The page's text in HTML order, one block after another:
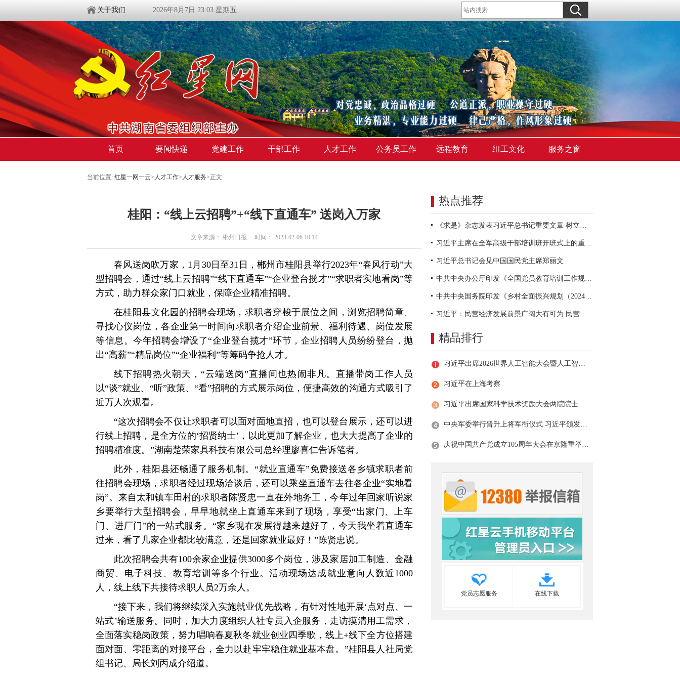
关于我们 2026年8月7日 23:03 星期五
首页 要闻快递 党建工作 干部工作 人才工作 公务员工作 远程教育 组工文化 服务之窗
当前位置: 红星一网一云> 人才工作> 人才服务>正文
桂阳：“线上云招聘”+“线下直通车” 送岗入万家
文章来源： 郴州日报 时间： 2023-02-06 10:14
春风送岗吹万家，1月30日至31日，郴州市桂阳县举行2023年“春风行动”大
型招聘会，通过“线上云招聘”“线下直通车”“企业登台揽才”“求职者实地看岗”等
方式，助力群众家门口就业，保障企业精准招聘。
在桂阳县文化园的招聘会现场，求职者穿梭于展位之间，浏览招聘简章、
寻找心仪岗位，各企业第一时间向求职者介绍企业前景、福利待遇、岗位发展
等信息。今年招聘会增设了“企业登台揽才”环节，企业招聘人员纷纷登台，抛
出“高薪”“精品岗位”“企业福利”等筹码争抢人才。
线下招聘热火朝天，“云端送岗”直播间也热闹非凡。直播带岗工作人员
以“谈”就业、“听”政策、“看”招聘的方式展示岗位，便捷高效的沟通方式吸引了
近万人次观看。
“这次招聘会不仅让求职者可以面对面地直招，也可以登台展示，还可以进
行线上招聘，是全方位的‘招贤纳士’，以此更加了解企业，也大大提高了企业的
招聘精准度。”湖南楚荣家具科技有限公司总经理廖喜仁告诉笔者。
此外，桂阳县还畅通了服务机制。“就业直通车”免费接送各乡镇求职者前
往招聘会现场，求职者经过现场洽谈后，还可以乘坐直通车去往各企业“实地看
岗”。来自太和镇车田村的求职者陈贤忠一直在外地务工，今年过年回家听说家
乡要举行大型招聘会，早早地就坐上直通车来到了现场，享受“出家门、上车
门、进厂门”的一站式服务。“家乡现在发展得越来越好了，今天我坐着直通车
过来，看了几家企业都比较满意，还是回家就业最好！”陈贤忠说。
此次招聘会共有100余家企业提供3000多个岗位，涉及家居加工制造、金融
商贸、电子科技、教育培训等多个行业。活动现场达成就业意向人数近1000
人，线上线下共接待求职人员2万余人。
“接下来，我们将继续深入实施就业优先战略，有针对性地开展‘点对点、一
站式’输送服务。同时，加大力度组织人社专员入企服务，走访摸清用工需求，
全面落实稳岗政策，努力唱响春夏秋冬就业创业四季歌，线上+线下全方位搭建
面对面、零距离的对接平台，全力以赴牢牢稳住就业基本盘。”桂阳县人社局党
组书记、局长刘丙成介绍道。
热点推荐
《求是》杂志发表习近平总书记重要文章 树立和践行正确政绩观
习近平主席在全军高级干部培训班开班式上的重要讲话引领全军开展思想整风、深化政治整训
习近平总书记会见中国国民党主席郑丽文
中共中央办公厅印发《全国党员教育培训工作规划（2024－2028年）》
中共中央国务院印发《乡村全面振兴规划（2024—2027年）》
习近平：民营经济发展前景广阔大有可为 民营企业和民营企业家大显身手正当其时
精品排行
习近平出席2026世界人工智能大会暨人工智能全球治理高级别会议开幕式并发表主旨讲话
习近平在上海考察
习近平出席国家科学技术奖励大会两院院士大会中国科协第十一次全国代表大会并发表重要讲话
中央军委举行晋升上将军衔仪式 习近平颁发命令状并向晋衔的军官表示祝贺
庆祝中国共产党成立105周年大会在京隆重举行 习近平发表重要讲话
党员志愿服务 在线下载